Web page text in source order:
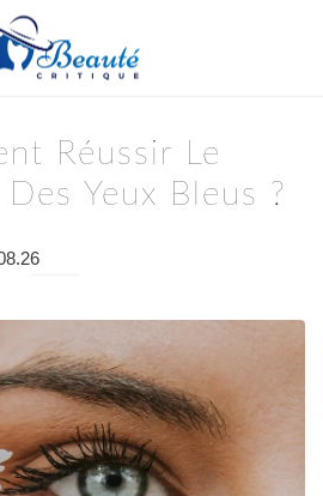
Réussir Le
Yeux Bleus ?